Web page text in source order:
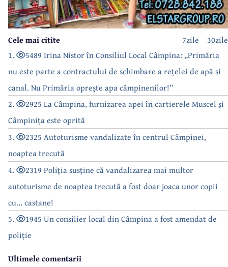
30zile
7zile
Cele mai citite
1.
5489 Irina Nistor în Consiliul Local Câmpina: „Primăria
nu este parte a contractului de schimbare a rețelei de apă și
canal. Nu Primăria oprește apa câmpinenilor!”
2.
2925 La Câmpina, furnizarea apei în cartierele Muscel și
Câmpinița este oprită
3.
2325 Autoturisme vandalizate în centrul Câmpinei,
noaptea trecută
4.
2319 Poliția susține că vandalizarea mai multor
autoturisme de noaptea trecută a fost doar joaca unor copii
cu... castane!
5.
1945 Un consilier local din Câmpina a fost amendat de
poliție
Ultimele comentarii